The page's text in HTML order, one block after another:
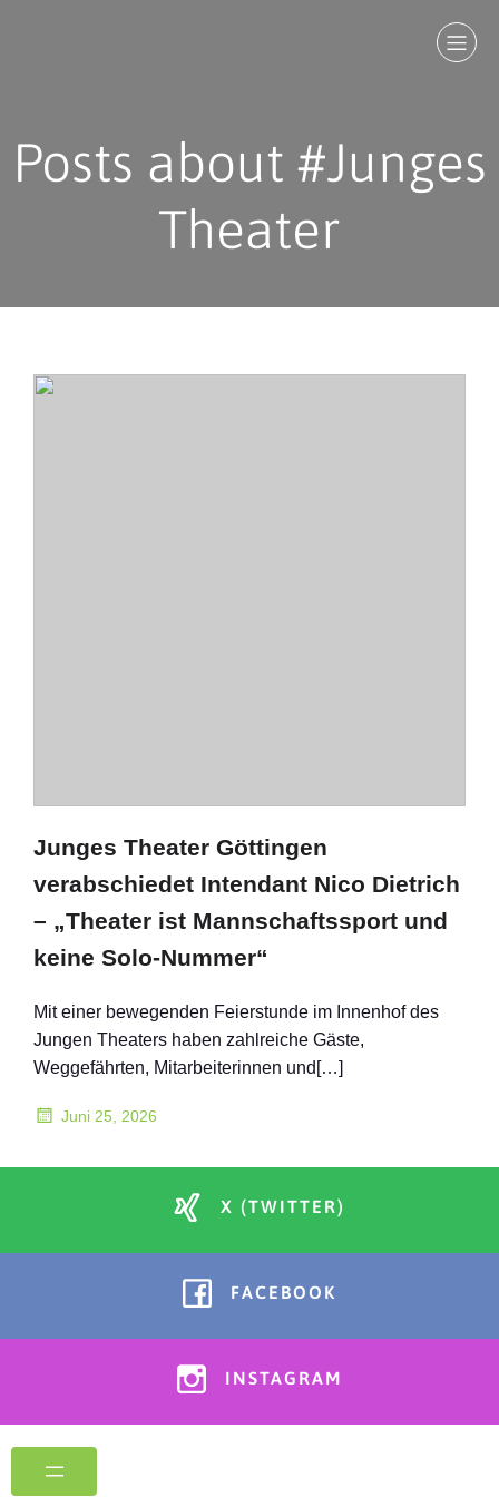
Posts about #Junges
Theater
Junges Theater Göttingen
verabschiedet Intendant Nico Dietrich
– „Theater ist Mannschaftssport und
keine Solo-Nummer“
Mit einer bewegenden Feierstunde im Innenhof des
Jungen Theaters haben zahlreiche Gäste,
Weggefährten, Mitarbeiterinnen und[…]
Juni 25, 2026
X (TWITTER)
FACEBOOK
INSTAGRAM